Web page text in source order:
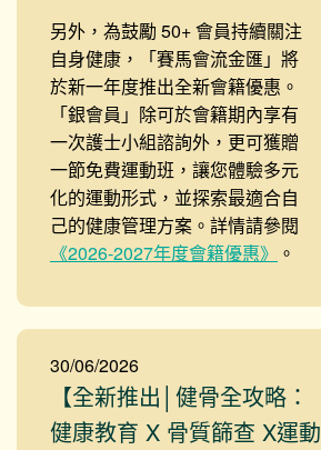
另外，為鼓勵 50+ 會員持續關注
自身健康，「賽馬會流金匯」將
於新一年度推出全新會籍優惠。
「銀會員」除可於會籍期內享有
一次護士小組諮詢外，更可獲贈
一節免費運動班，讓您體驗多元
化的運動形式，並探索最適合自
己的健康管理方案。詳情請參閱
《2026-2027年度會籍優惠》 。
30/06/2026
【全新推出│健骨全攻略：
健康教育 X 骨質篩查 X運動